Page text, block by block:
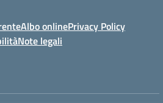
Albo onlinePrivacy Policy
Note legali